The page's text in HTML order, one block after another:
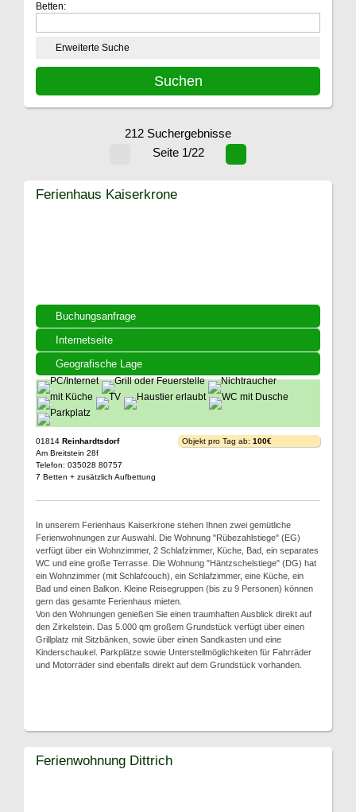
Betten:
Erweiterte Suche
212 Suchergebnisse
Seite 1/22
Buchungsanfrage
Internetseite
Geografische Lage
Ferienhaus Kaiserkrone
01814 Reinhardtsdorf
Am Breitstein 28f
Telefon: 035028 80757
7 Betten + zusätzlich Aufbettung
Objekt pro Tag ab: 100€
In unserem Ferienhaus Kaiserkrone stehen Ihnen zwei gemütliche
Ferienwohnungen zur Auswahl. Die Wohnung "Rübezahlstiege" (EG)
verfügt über ein Wohnzimmer, 2 Schlafzimmer, Küche, Bad, ein separates
WC und eine große Terrasse. Die Wohnung "Häntzschelstiege" (DG) hat
ein Wohnzimmer (mit Schlafcouch), ein Schlafzimmer, eine Küche, ein
Bad und einen Balkon. Kleine Reisegruppen (bis zu 9 Personen) können
gern das gesamte Ferienhaus mieten.
Von den Wohnungen genießen Sie einen traumhaften Ausblick direkt auf
den Zirkelstein. Das 5.000 qm großem Grundstück verfügt über einen
Grillplatz mit Sitzbänken, sowie über einen Sandkasten und eine
Kinderschaukel. Parkplätze sowie Unterstellmöglichkeiten für Fahrräder
und Motorräder sind ebenfalls direkt auf dem Grundstück vorhanden.
Ferienwohnung Dittrich